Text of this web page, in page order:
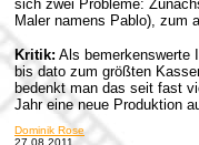
sich zwei Probleme:
Maler namens Pablo), zum
Kritik: Als bemerkenswerte
bis dato zum größten
bedenkt man das seit fast
Jahr eine neue Produktion
Dominik Rose
27.08.2011